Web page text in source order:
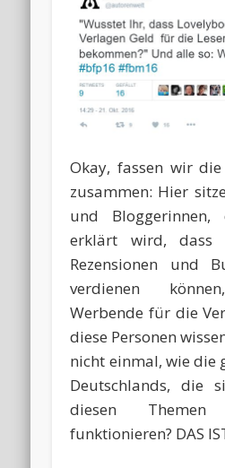
Okay, fassen wir
zusammen: Hier
und Bloggerinnen,
erklärt wird,
Rezensionen und
verdienen
Werbende für die
diese Personen
nicht einmal, wie die
Deutschlands, die
diesen Themen
funktionieren? DAS